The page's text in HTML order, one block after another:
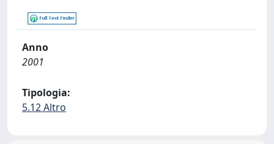
Anno
2001
Tipologia:
5.12 Altro